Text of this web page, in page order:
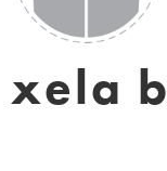
xela b